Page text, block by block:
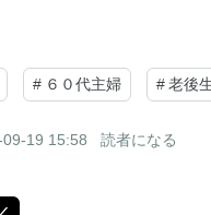
# ６０代主婦 # 老後
19 15:58 読者になる